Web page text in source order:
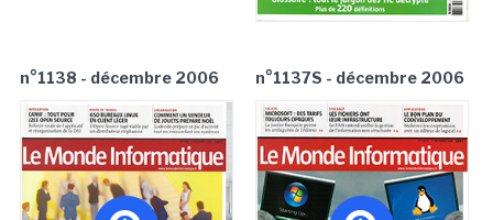
n°1138 - décembre 2006 n°1137S - décembre 2006